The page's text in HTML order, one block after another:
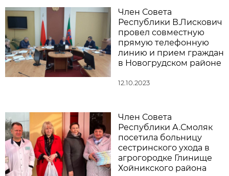
Член Совета
Республики В.Лискович
провел совместную
прямую телефонную
линию и прием граждан
в Новогрудском районе
12.10.2023
Член Совета
Республики А.Смоляк
посетила больницу
сестринского ухода в
агрогородке Глинище
Хойникского района